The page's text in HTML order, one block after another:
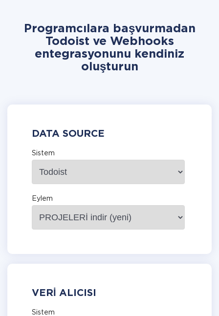
Programcılara başvurmadan
Todoist ve Webhooks
entegrasyonunu kendiniz
oluşturun
DATA SOURCE
Sistem
Eylem
VERI ALICISI
Sistem